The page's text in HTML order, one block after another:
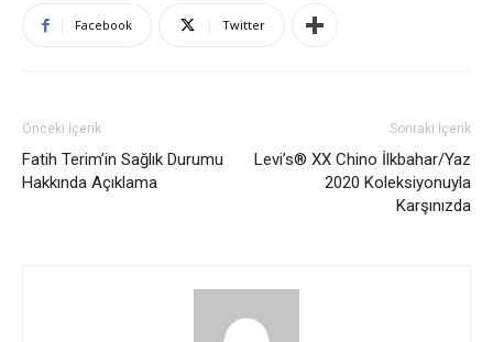
Facebook Twitter
Önceki İçerik
Fatih Terim’in Sağlık Durumu
Hakkında Açıklama
Sonraki İçerik
Levi’s® XX Chino İlkbahar/Yaz
2020 Koleksiyonuyla
Karşınızda